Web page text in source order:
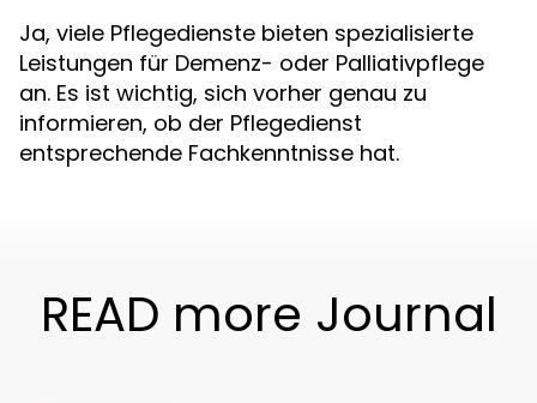
Ja, viele Pflegedienste bieten spezialisierte
Leistungen für Demenz- oder Palliativpflege
an. Es ist wichtig, sich vorher genau zu
informieren, ob der Pflegedienst
entsprechende Fachkenntnisse hat.
READ more Journal